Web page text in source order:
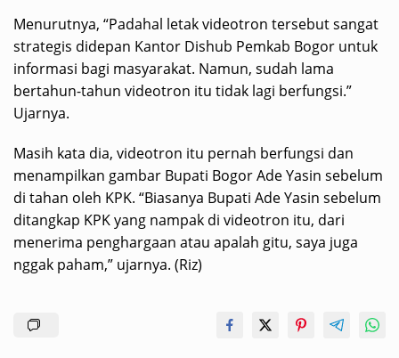
Menurutnya, “Padahal letak videotron tersebut sangat
strategis didepan Kantor Dishub Pemkab Bogor untuk
informasi bagi masyarakat. Namun, sudah lama
bertahun-tahun videotron itu tidak lagi berfungsi.”
Ujarnya.
Masih kata dia, videotron itu pernah berfungsi dan
menampilkan gambar Bupati Bogor Ade Yasin sebelum
di tahan oleh KPK. “Biasanya Bupati Ade Yasin sebelum
ditangkap KPK yang nampak di videotron itu, dari
menerima penghargaan atau apalah gitu, saya juga
nggak paham,” ujarnya. (Riz)